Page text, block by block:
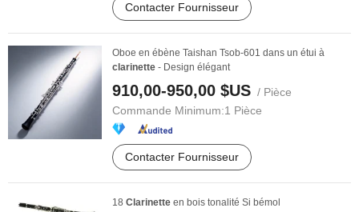
Contacter Fournisseur
Oboe en ébène Taishan Tsob-601 dans un étui à
clarinette - Design élégant
910,00-950,00 $US / Pièce
Commande Minimum:1 Pièce
Contacter Fournisseur
18 Clarinette en bois tonalité Si bémol